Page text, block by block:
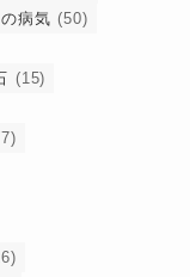
病気 (50)
(15)